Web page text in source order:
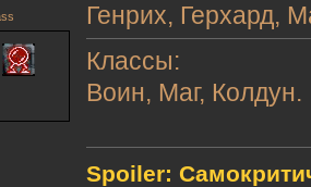
Генрих, Герхард,
Классы:
Воин, Маг, Колдун.
Spoiler: